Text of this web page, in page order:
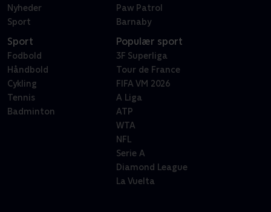
Nyheder
Sport
Paw Patrol
Barnaby
Sport
Fodbold
Håndbold
Cykling
Tennis
Badminton
Populær sport
3F Superliga
Tour de France
FIFA VM 2026
A Liga
ATP
WTA
NFL
Serie A
Diamond League
La Vuelta